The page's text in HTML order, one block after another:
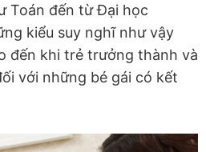
Toán đến từ Đại học
kiểu suy nghĩ như vậy
đến khi trẻ trưởng thành và
với những bé gái có kết